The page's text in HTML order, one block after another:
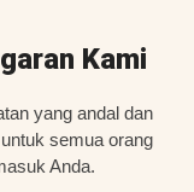
Kami
yang andal dan
semua orang
Anda.